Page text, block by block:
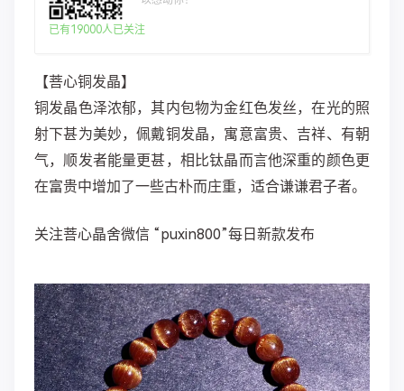
已有19000人已关注
【菩心铜发晶】
铜发晶色泽浓郁，其内包物为金红色发丝，在光的照
射下甚为美妙，佩戴铜发晶，寓意富贵、吉祥、有朝
气，顺发者能量更甚，相比钛晶而言他深重的颜色更
在富贵中增加了一些古朴而庄重，适合谦谦君子者。
关注菩心晶舍微信 “puxin800”每日新款发布